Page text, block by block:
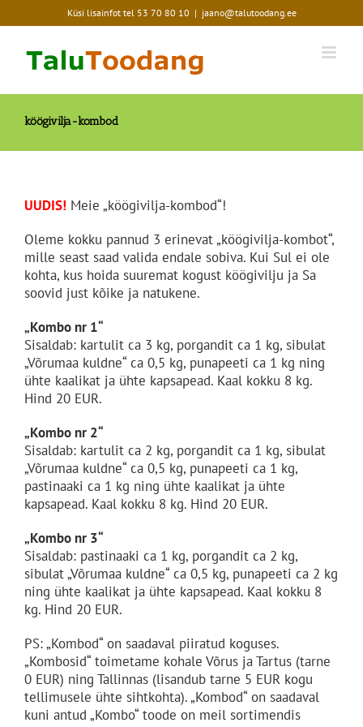
to
Küsi lisainfot tel 53 70 80 10 | jaano@talutoodang.ee
köögivilja-kombod
UUDIS! Meie „köögivilja-kombod“!
Oleme kokku pannud 3 erinevat „köögivilja-kombot“,
mille seast saad valida endale sobiva. Kui Sul ei ole
kohta, kus hoida suuremat kogust köögivilju ja Sa
soovid just kõike ja natukene.
„Kombo nr 1“
Sisaldab: kartulit ca 3 kg, porgandit ca 1 kg, sibulat
„Võrumaa kuldne“ ca 0,5 kg, punapeeti ca 1 kg ning
ühte kaalikat ja ühte kapsapead. Kaal kokku 8 kg.
Hind 20 EUR.
„Kombo nr 2“
Sisaldab: kartulit ca 2 kg, porgandit ca 1 kg, sibulat
„Võrumaa kuldne“ ca 0,5 kg, punapeeti ca 1 kg,
pastinaaki ca 1 kg ning ühte kaalikat ja ühte
kapsapead. Kaal kokku 8 kg. Hind 20 EUR.
„Kombo nr 3“
Sisaldab: pastinaaki ca 1 kg, porgandit ca 2 kg,
sibulat „Võrumaa kuldne“ ca 0,5 kg, punapeeti ca 2 kg
ning ühte kaalikat ja ühte kapsapead. Kaal kokku 8
kg. Hind 20 EUR.
PS: „Kombod“ on saadaval piiratud koguses.
„Kombosid“ toimetame kohale Võrus ja Tartus (tarne
0 EUR) ning Tallinnas (lisandub tarne 5 EUR kogu
tellimusele ühte sihtkohta). „Kombod“ on saadaval
kuni antud „Kombo“ toode on meil sortimendis